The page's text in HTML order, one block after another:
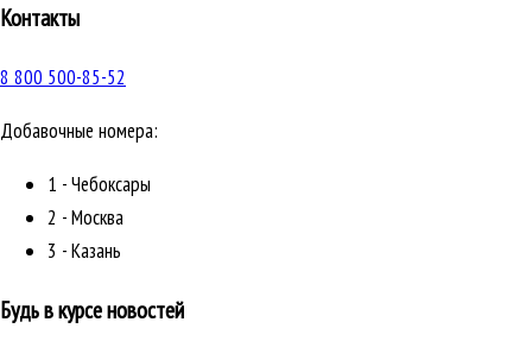
Контакты
8 800 500-85-52
Добавочные номера:
1 - Чебоксары
2 - Москва
3 - Казань
Будь в курсе новостей